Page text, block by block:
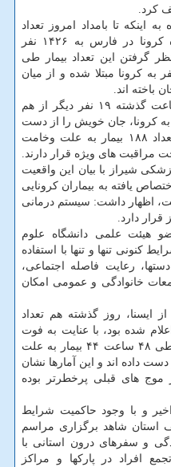
کرد.
اینکه تا بامداد امروز تعداد
بیماران بستری در بخش های ویژه کرونا در فارس به ۱۴۲۶ نفر
گرفتن این تعداد بیمار طی
ماه گذشته ۸۵ هزار و ۸۶۶ نفر به کرونا مبتلا شده و از میان
حسینی با یادآوری اینکه طی ۲۴ ساعت گذشته ۱۹ نفر دیگر از هم
به کرونا، جان خویش را از دست
داده اند، تصریح کرد که هم اینک تعداد ۱۸۸ بیمار به علت وخامت
شیراز با بیان این واقعیت
های اختصاص یافته به بیماران کرونایی
اظهار داشت: سیستم درمانی
دارد.
علمی دانشگاه علوم
کنونی تنها و تنها با استفاده
رعایت فاصله اجتماعی،
خانوادگی و عمومی امکان
ایسنا، روز گذشته هم تعداد
در فارس ۲۵ نفر اعلام شده بود، با عنایت به فوت
۱۹ نفر دیگر طی ۲۴ ساعت اخیر، طی ۴۸ ساعت ۴۴ بیمار به علت
داده اند و این آمارها نشان
موج های قبلی پرخطرتر بوده
و با وجود حاکمیت شرایط
استان شاهد برگزاری مراسم
و سفرهای درون استانی با
افراد در پارکها و مراکز